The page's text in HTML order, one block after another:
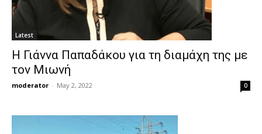
Latest
Η Γιάννα Παπαδάκου για τη διαμάχη της με
τον Μιωνή
moderator - May 2, 2022 0